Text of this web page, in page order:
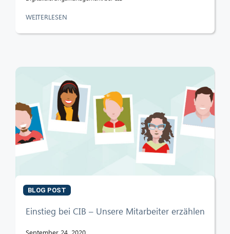
WEITERLESEN
BLOG POST
Einstieg bei CIB – Unsere Mitarbeiter erzählen
September 24, 2020